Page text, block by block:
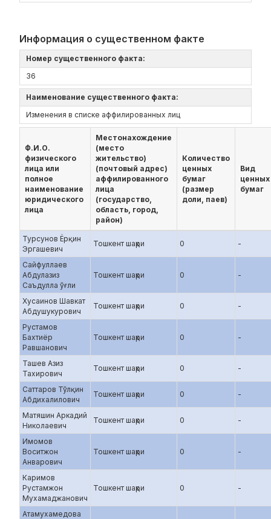
Информация о существенном факте
Номер существенного факта:
36
Наименование существенного факта:
Изменения в списке аффилированных лиц
Ф.И.О.
физического
лица или
полное
наименование
юридического
лица
Местонахождение
(место
жительство)
(почтовый адрес)
аффилированного
лица
(государство,
область, город,
район)
Количество
ценных
бумаг
(размер
доли, паев)
Вид
ценных
бумаг
Турсунов Ёрқин
Эргашевич
Тошкент шаҳри 0 -
Сайфуллаев
Абдулазиз
Саъдулла ўғли
Тошкент шаҳри 0 -
Хусаинов Шавкат
Абдушукурович
Тошкент шаҳри 0 -
Рустамов
Бахтиёр
Равшанович
Тошкент шаҳри 0 -
Ташев Азиз
Тахирович
Тошкент шаҳри 0 -
Саттаров Тўлқин
Абдихалилович
Тошкент шаҳри 0 -
Матяшин Аркадий
Николаевич
Тошкент шаҳри 0 -
Имомов
Воситжон
Анварович
Тошкент шаҳри 0 -
Каримов
Рустамжон
Мухамаджанович
Тошкент шаҳри 0 -
Атамухамедова